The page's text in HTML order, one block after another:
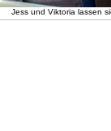
Jess und Viktoria lassen